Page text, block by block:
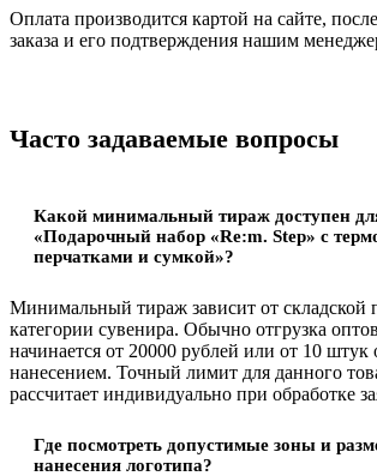
Оплата производится картой на сайте,
заказа и его подтверждения нашим
Часто задаваемые вопросы
Какой минимальный тираж доступен
«Подарочный набор «Re:m. Step» с
перчатками и сумкой»?
Минимальный тираж зависит от складской
категории сувенира. Обычно отгрузка
начинается от 20000 рублей или от 10 штук
нанесением. Точный лимит для данного
рассчитает индивидуально при обработке
Где посмотреть допустимые зоны и
нанесения логотипа?